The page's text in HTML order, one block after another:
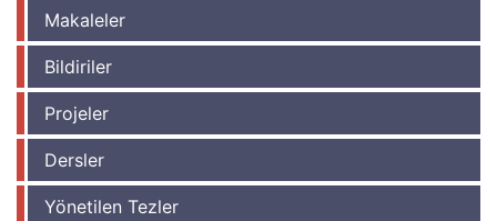
Makaleler
Bildiriler
Projeler
Dersler
Yönetilen Tezler